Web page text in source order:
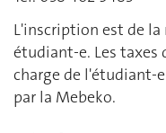
L'inscription est de
étudiant-e. Les taxes
charge de l'étudiant-
par la Mebeko.